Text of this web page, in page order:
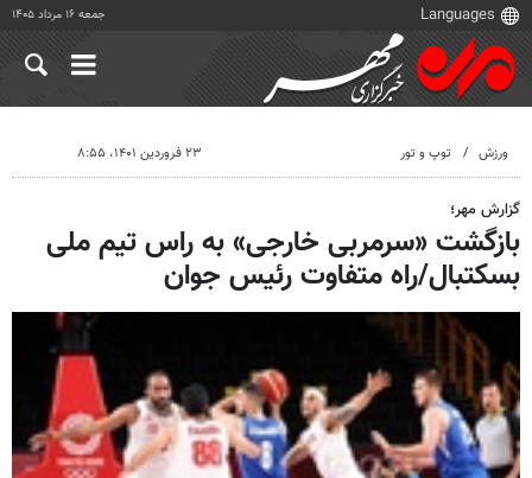
جمعه ۱۶ مرداد ۱۴۰۵
ورزش توپ و تور ۲۳ فروردین ۱۴۰۱، ۸:۵۵
گزارش مهر؛
بازگشت «سرمربی خارجی» به راس تیم ملی
بسکتبال/راه متفاوت رئیس جوان